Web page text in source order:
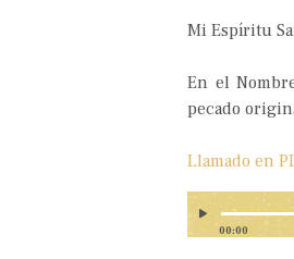
Mi Espíritu
En el
pecado
Llamado en
00:00